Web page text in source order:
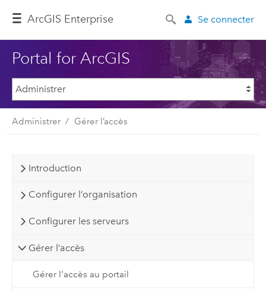
ArcGIS Enterprise Se connecter
Portal for ArcGIS
Administrer Gérer l’accès
Introduction
Configurer l’organisation
Configurer les serveurs
Gérer l’accès
Gérer l'accès au portail